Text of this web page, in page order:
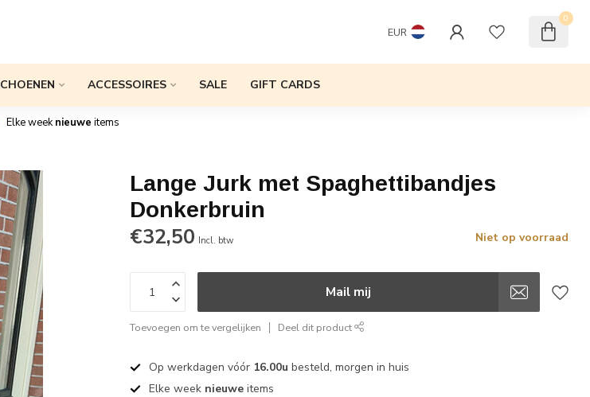
EUR
0
ACCESSOIRES SALE GIFT CARDS
Elke weeknieuwe items
Lange Jurk met Spaghettibandjes
Donkerbruin
€32,50 Incl. btw Niet op voorraad
Mail mij
Toevoegen om te vergelijken Deel dit product
Op werkdagen vóór 16.00u besteld, morgen in huis
Elke week nieuwe items